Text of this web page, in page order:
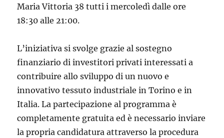
Maria Vittoria 38 tutti i mercoledì dalle ore
18:30 alle 21:00.
L’iniziativa si svolge grazie al sostegno
finanziario di investitori privati interessati a
contribuire allo sviluppo di un nuovo e
innovativo tessuto industriale in Torino e in
Italia. La partecipazione al programma è
completamente gratuita ed è necessario inviare
la propria candidatura attraverso la procedura